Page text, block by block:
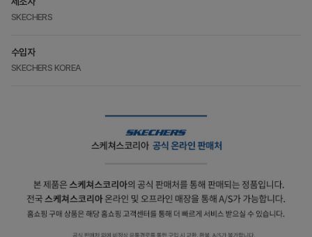
SKECHERS
수입자
SKECHERS KOREA